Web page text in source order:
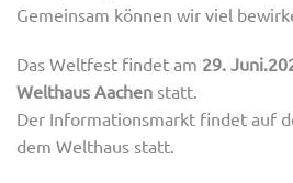
Gemeinsam können wir viel
Das Weltfest findet am 29.
Welthaus Aachen statt.
Der Informationsmarkt findet auf
dem Welthaus statt.